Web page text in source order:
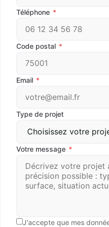
Téléphone *
Code postal *
Email *
Type de projet
Votre message *
J'accepte que mes